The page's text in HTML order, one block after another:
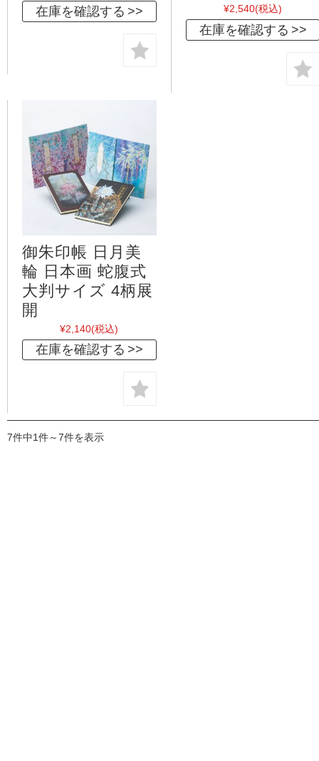
在庫を確認する ¥2,540(税込)
在庫を確認する
御朱印帳 日月美
輪 日本画 蛇腹式
大判サイズ 4柄展
開
¥2,140(税込)
在庫を確認する
7件中1件～7件を表示